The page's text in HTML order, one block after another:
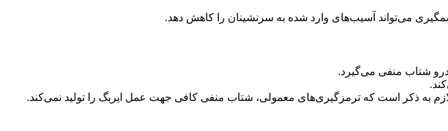
می‌تواند آسیب‌های وارد شده به سرنشینان را کاهش دهد.
شتاب منفی می‌گیرد.
به ذکر است که ترمزگیری‌های معمولی، شتاب منفی کافی جهت عمل ایربگ را تولید نمی‌کند.